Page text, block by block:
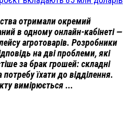
отримали окремий
в одному онлайн-кабінеті —
агротоварів. Розробники
на дві проблеми, які
за брак грошей: складні
їхати до відділення.
вимірюється ...